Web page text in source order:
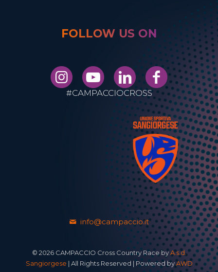
FOLLOW US ON
#CAMPACCIOCROSS
info@campaccio.it
© 2026 CAMPACCIO Cross Country Race byA.s.d.
Sangiorgese | All Rights Reserved | Powered byAWD